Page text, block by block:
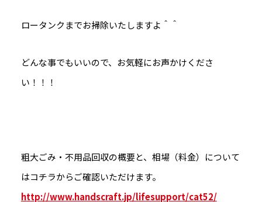
ロータンクまでお掃除いたしますよ＾＾
どんな事でもいいので、お気軽にお声かけくださ
い！！！
粗大ごみ・不用品回収の概要と、相場（料金）について
はコチラからご確認いただけます。
http://www.handscraft.jp/lifesupport/cat52/